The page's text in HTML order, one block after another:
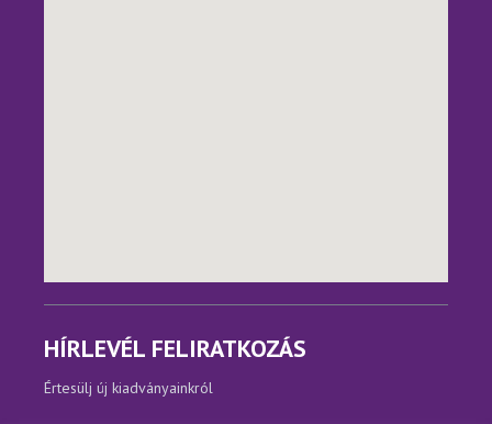
HÍRLEVÉL FELIRATKOZÁS
Értesülj új kiadványainkról